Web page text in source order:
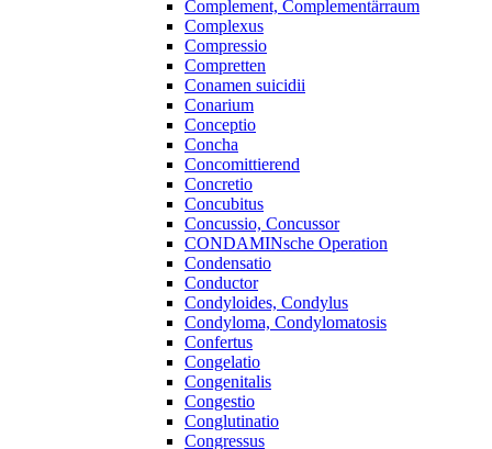
Complement, Complementärraum
Complexus
Compressio
Compretten
Conamen suicidii
Conarium
Conceptio
Concha
Concomittierend
Concretio
Concubitus
Concussio, Concussor
CONDAMINsche Operation
Condensatio
Conductor
Condyloides, Condylus
Condyloma, Condylomatosis
Confertus
Congelatio
Congenitalis
Congestio
Conglutinatio
Congressus